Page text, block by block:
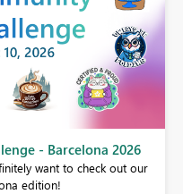
- Barcelona 2026
want to check out our
edition!